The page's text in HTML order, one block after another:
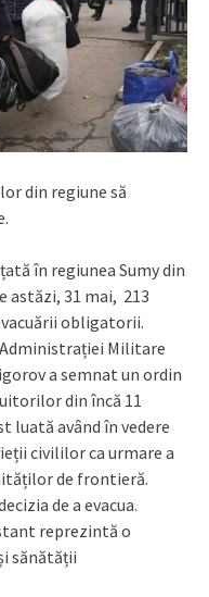
din regiune să
în regiunea Sumy din
astăzi, 31 mai, 213
obligatorii.
Militare
a semnat un ordin
din încă 11
luată având în vedere
civililor ca urmare a
de frontieră.
de a evacua.
reprezintă o
sănătății